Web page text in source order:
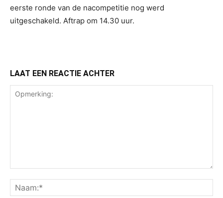
eerste ronde van de nacompetitie nog werd
uitgeschakeld. Aftrap om 14.30 uur.
LAAT EEN REACTIE ACHTER